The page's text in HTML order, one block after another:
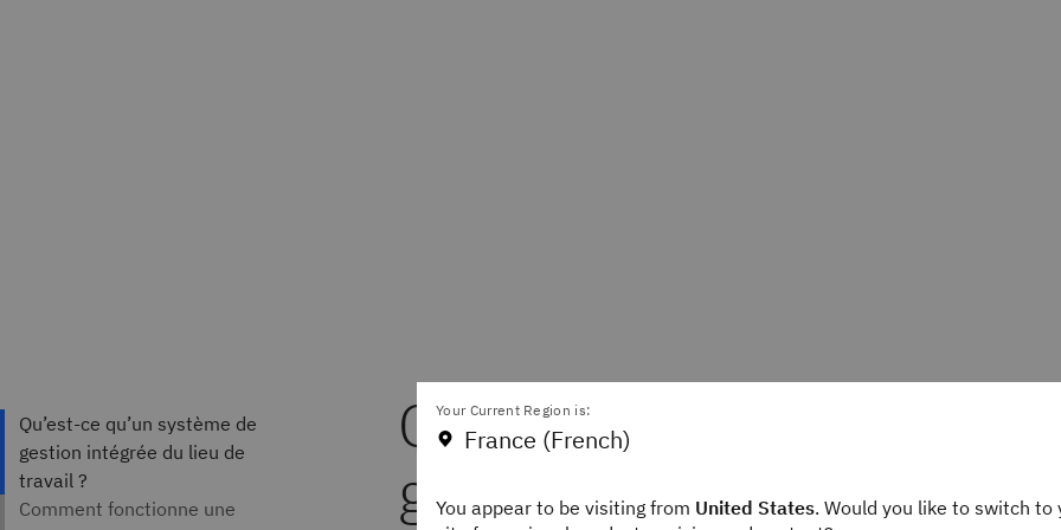
Qu’est-ce qu’un système
gestion intégrée du lieu
Your Current Region is:
France (French)
You appear to be visiting from United States. Would you like to switch to